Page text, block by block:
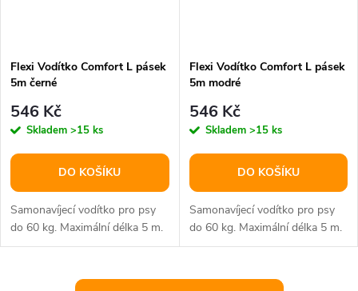
Flexi Vodítko Comfort L pásek
5m černé
546 Kč
Skladem >15 ks
DO KOŠÍKU
Samonavíjecí vodítko pro psy
do 60 kg. Maximální délka 5 m.
Flexi Vodítko Comfort L pásek
5m modré
546 Kč
Skladem >15 ks
DO KOŠÍKU
Samonavíjecí vodítko pro psy
do 60 kg. Maximální délka 5 m.